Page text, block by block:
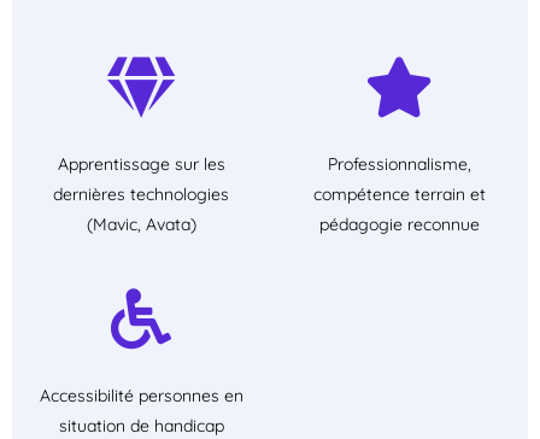
Apprentissage sur les
dernières technologies
(Mavic, Avata)
Professionnalisme,
compétence terrain et
pédagogie reconnue
Accessibilité personnes en
situation de handicap